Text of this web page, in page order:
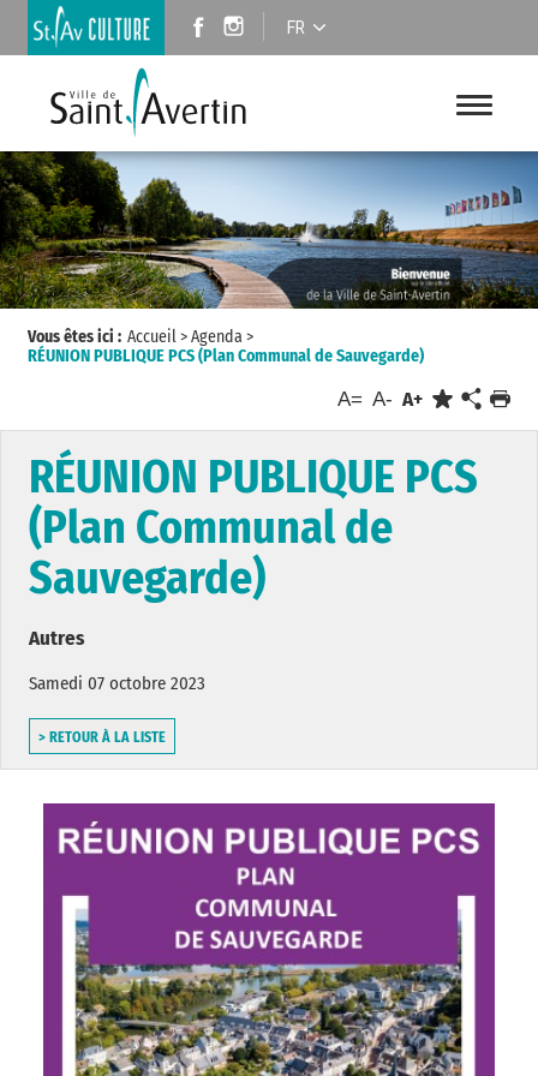
FR
Vous êtes ici : Accueil>Agenda>
RÉUNION PUBLIQUE PCS (Plan Communal de Sauvegarde)
A= A- A+
RÉUNION PUBLIQUE PCS
(Plan Communal de
Sauvegarde)
Autres
Samedi 07 octobre 2023
> RETOUR À LA LISTE